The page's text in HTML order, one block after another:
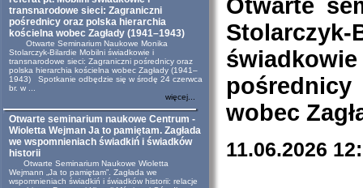
transnarodowe sieci: Zagraniczni
pośrednicy oraz polska hierarchia
kościelna wobec Zagłady (1941–1943)
Otwarte Seminarium Naukowe Monika
Stolarczyk-Bilardie Mobilni świadkowie i
transnarodowe sieci: Zagraniczni pośrednicy oraz
polska hierarchia kościelna wobec Zagłady (1941–
1943) Spotkanie odbędzie się w środę 24 czerwca
br. w ...
więcej...
Otwarte seminarium naukowe Centrum -
Wioletta Wejman Ja to pamiętam. Zagłada
we wspomnieniach świadkiń i świadków
historii
Otwarte Seminarium Naukowe Wioletta
Wejmann „Ja to pamiętam”. Zagłada we
wspomnieniach świadkiń i świadków historii: relacje
Otwarte
wobec
11.06.2026